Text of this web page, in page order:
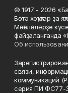
© 1917 - 2026
Бөтә хоҡуҡтар ҙа
Мәҡәләләрҙе
файҙаланғанда
Об
связи,
коммуникаций
серия ПИ ФС77-